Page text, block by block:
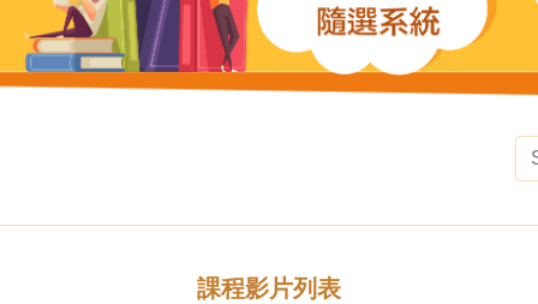
課程影片列表